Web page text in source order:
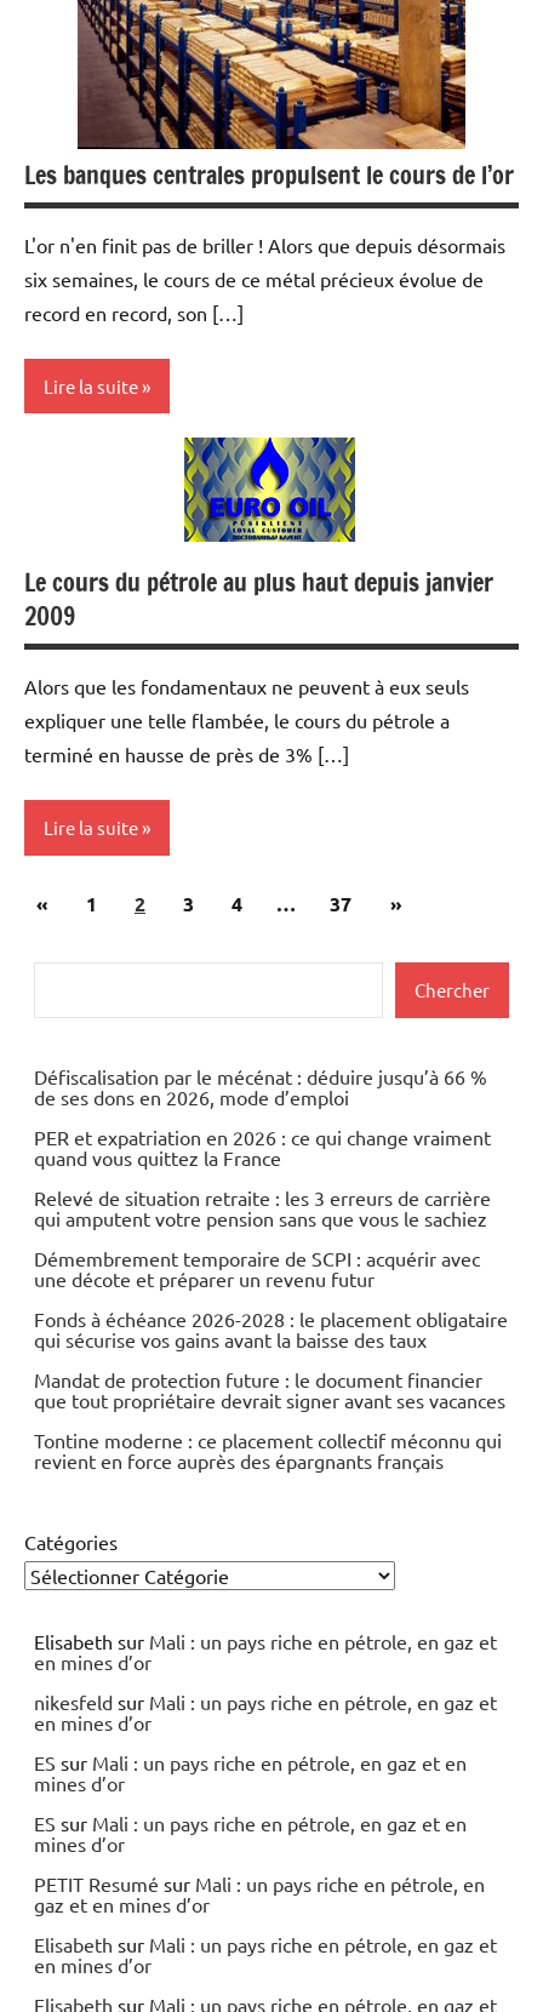
Monétaire
Les banques centrales propulsent le cours de l’or
L'or n'en finit pas de briller ! Alors que depuis désormais
six semaines, le cours de ce métal précieux évolue de
record en record, son […]
Lire la suite
marchés
sur le vif
Matières
premières
Métaux
précieux
Monétaire
Le cours du pétrole au plus haut depuis janvier
2009
Alors que les fondamentaux ne peuvent à eux seuls
expliquer une telle flambée, le cours du pétrole a
terminé en hausse de près de 3% […]
Lire la suite
Actualités
premières
Pagination
publications
«Publications
1 2 3 4 … 37
Articles
»
Chercher
Défiscalisation par le mécénat : déduire jusqu’à 66 %
de ses dons en 2026, mode d’emploi
PER et expatriation en 2026 : ce qui change vraiment
quand vous quittez la France
Relevé de situation retraite : les 3 erreurs de carrière
qui amputent votre pension sans que vous le sachiez
Démembrement temporaire de SCPI : acquérir avec
une décote et préparer un revenu futur
Fonds à échéance 2026-2028 : le placement obligataire
qui sécurise vos gains avant la baisse des taux
Mandat de protection future : le document financier
que tout propriétaire devrait signer avant ses vacances
Tontine moderne : ce placement collectif méconnu qui
revient en force auprès des épargnants français
Catégories
Elisabeth sur Mali : un pays riche en pétrole, en gaz et
en mines d’or
nikesfeld sur Mali : un pays riche en pétrole, en gaz et
en mines d’or
ES sur Mali : un pays riche en pétrole, en gaz et en
mines d’or
ES sur Mali : un pays riche en pétrole, en gaz et en
mines d’or
PETIT Resumé sur Mali : un pays riche en pétrole, en
gaz et en mines d’or
Elisabeth sur Mali : un pays riche en pétrole, en gaz et
en mines d’or
Elisabeth sur Mali : un pays riche en pétrole, en gaz et